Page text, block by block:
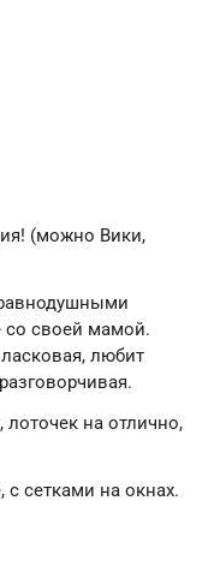
(можно Вики,
своей мамой.
любит
на отлично,
с сетками на окнах.